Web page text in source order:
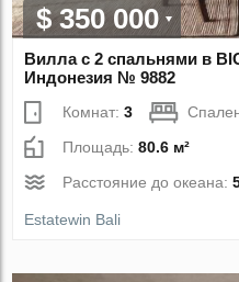
$ 350 000
Вилла с 2 спальнями в
Индонезия № 9882
Комнат:3
Площадь:80.6 м²
Расстояние до океана:
Estatewin Bali